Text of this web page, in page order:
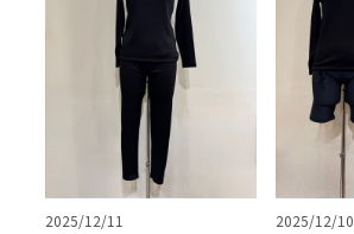
2025/12/11 2025/12/10